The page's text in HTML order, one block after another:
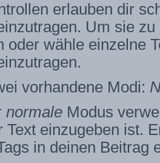
erlauben dir
Um sie
oder wähle einzelne
vorhandene Modi:
normaleModus
Text einzugeben ist.
in deinen Beitrag